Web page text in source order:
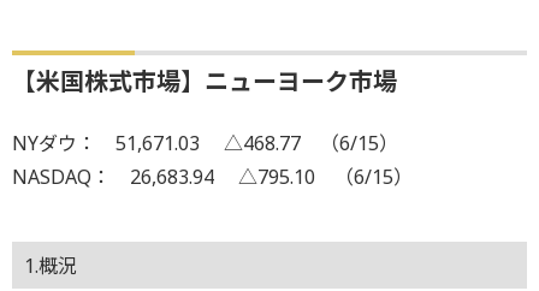
【米国株式市場】ニューヨーク市場
NYダウ： 51,671.03 △468.77 （6/15）
NASDAQ： 26,683.94 △795.10 （6/15）
1.概況